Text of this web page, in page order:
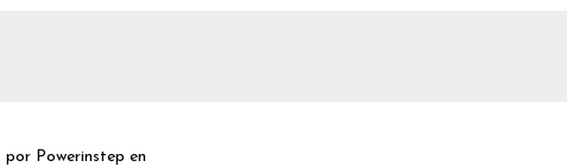
por Powerinstep en